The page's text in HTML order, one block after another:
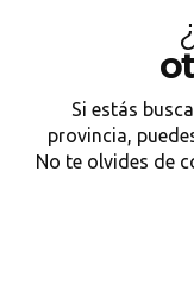
Si estás
provincia,
No te olvides de